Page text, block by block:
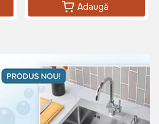
Adaugă